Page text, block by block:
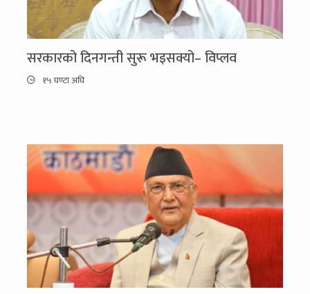
सरकारको दिनगन्ती सुरू भइसक्यो– विप्लव
१५ घण्टा अघि